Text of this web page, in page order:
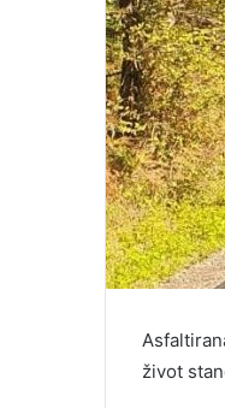
život